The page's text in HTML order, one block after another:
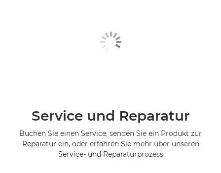
Service und Reparatur
Buchen Sie einen Service, senden Sie ein Produkt zur
Reparatur ein, oder erfahren Sie mehr über unseren
Service- und Reparaturprozess